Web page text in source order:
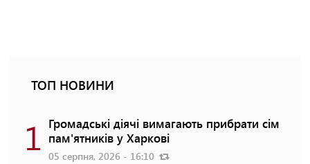
ТОП НОВИНИ
1 Громадські діячі вимагають прибрати сім
пам'ятників у Харкові
05 серпня, 2026 - 16:10